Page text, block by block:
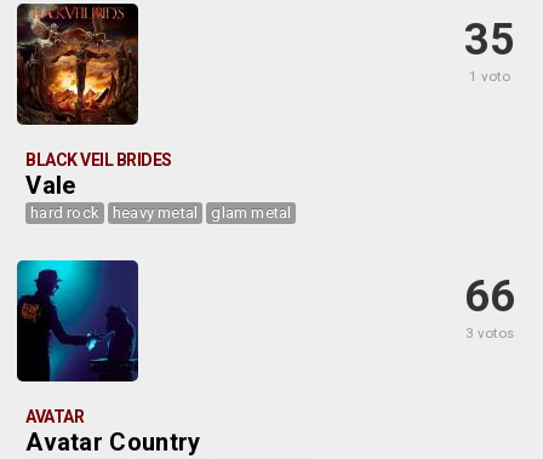
35
1 voto
BLACK VEIL BRIDES
Vale
hard rock heavy metal glam metal
66
3 votos
AVATAR
Avatar Country